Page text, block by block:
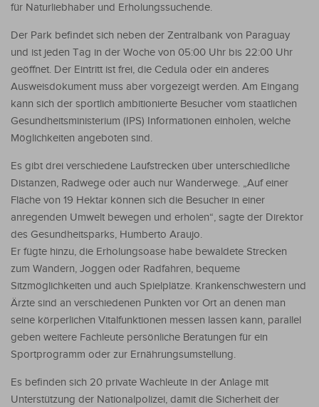
für Naturliebhaber und Erholungssuchende.
Der Park befindet sich neben der Zentralbank von Paraguay
und ist jeden Tag in der Woche von 05:00 Uhr bis 22:00 Uhr
geöffnet. Der Eintritt ist frei, die Cedula oder ein anderes
Ausweisdokument muss aber vorgezeigt werden. Am Eingang
kann sich der sportlich ambitionierte Besucher vom staatlichen
Gesundheitsministerium (IPS) Informationen einholen, welche
Möglichkeiten angeboten sind.
Es gibt drei verschiedene Laufstrecken über unterschiedliche
Distanzen, Radwege oder auch nur Wanderwege. „Auf einer
Fläche von 19 Hektar können sich die Besucher in einer
anregenden Umwelt bewegen und erholen“, sagte der Direktor
des Gesundheitsparks, Humberto Araujo.
Er fügte hinzu, die Erholungsoase habe bewaldete Strecken
zum Wandern, Joggen oder Radfahren, bequeme
Sitzmöglichkeiten und auch Spielplätze. Krankenschwestern und
Ärzte sind an verschiedenen Punkten vor Ort an denen man
seine körperlichen Vitalfunktionen messen lassen kann, parallel
geben weitere Fachleute persönliche Beratungen für ein
Sportprogramm oder zur Ernährungsumstellung.
Es befinden sich 20 private Wachleute in der Anlage mit
Unterstützung der Nationalpolizei, damit die Sicherheit der